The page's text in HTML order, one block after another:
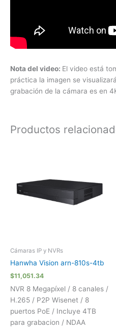
Nota del video: El video está
práctica la imagen se
grabación de la cámara es en
Productos
Cámaras IP y NVRs
Hanwha Vision arn-810s-4tb
$11,051.34
NVR 8 Megapíxel / 8 canales /
H.265 / P2P Wisenet / 8
puertos PoE / Incluye 4TB
para grabacion / NDAA